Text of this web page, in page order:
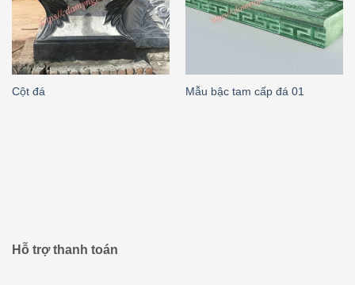
Cột đá Mẫu bậc tam cấp đá 01
Hỗ trợ thanh toán